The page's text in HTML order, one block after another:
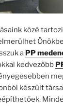
közé
a PP
kedvezőbb
készült